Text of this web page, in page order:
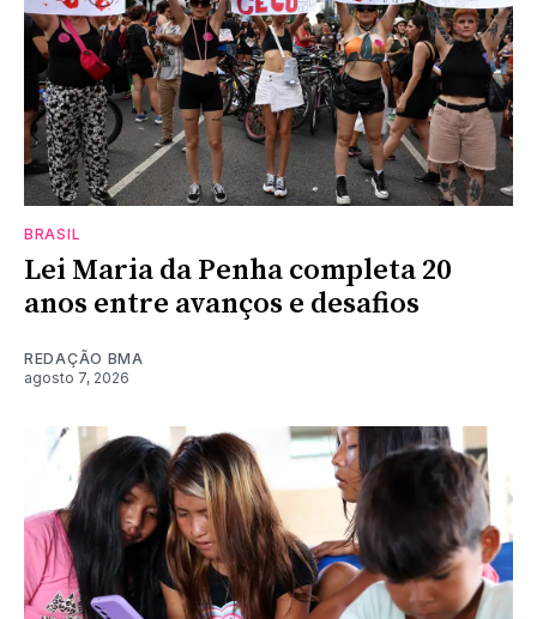
BRASIL
Lei Maria da Penha completa 20
anos entre avanços e desafios
REDAÇÃO BMA
agosto 7, 2026